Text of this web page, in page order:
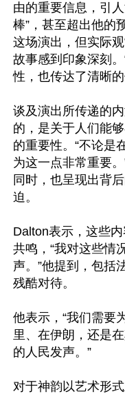
由的重要信息，引
棒”，甚至超出他的
这场演出，但实际
故事感到印象深刻
性，也传达了清晰
谈及演出所传递的
的，是关于人们能
的重要性。“不论是
为这一点非常重要
同时，也呈现出背
迫。
Dalton表示，这些
共鸣，“我对这些情
声。”他提到，包括
残酷对待。
他表示，“我们需要
里、在伊朗，还是
的人民发声。”
对于神韵以艺术形